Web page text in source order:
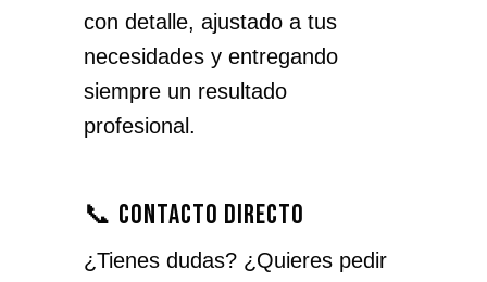
con detalle, ajustado a tus
necesidades y entregando
siempre un resultado
profesional.
📞 Contacto directo
¿Tienes dudas? ¿Quieres pedir